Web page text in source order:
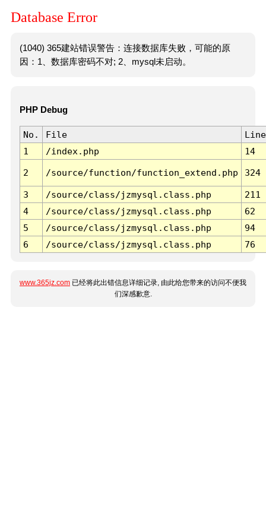
Database Error
(1040) 365建站错误警告：连接数据库失败，可能的原
因：1、数据库密码不对; 2、mysql未启动。
PHP Debug
No. File
Line
1
/index.php 14
2 /source/function/function_extend.php 324
3 /source/class/jzmysql.class.php
211
4
/source/class/jzmysql.class.php
62
5
/source/class/jzmysql.class.php
94
6
/source/class/jzmysql.class.php 76
www.365jz.com 已经将此出错信息详细记录, 由此给您带来的访问不便我
们深感歉意.